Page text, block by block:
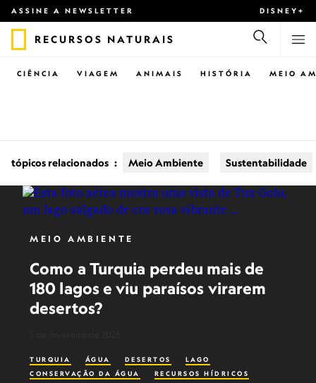
ASSINE A NEWSLETTER DISNEY+
RECURSOS NATURAIS
CIÊNCIA VIAGEM ANIMAIS HISTÓRIA MEIO
tópicos relacionados : Meio Ambiente Sustentabilidade
MEIO AMBIENTE
Como a Turquia perdeu mais de
180 lagos e viu paraísos virarem
desertos?
TURQUIA ÁGUA DESERTOS
LAGO
CONSERVAÇÃO DA ÁGUA
RECURSOS HÍDRICOS